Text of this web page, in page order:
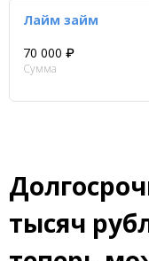
Лайм займ
70 000 ₽
Сумма
тысяч